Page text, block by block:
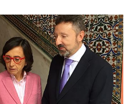
para reforzar la prevención de
y la atención a las
la verdadera erradicación
en la educación, una